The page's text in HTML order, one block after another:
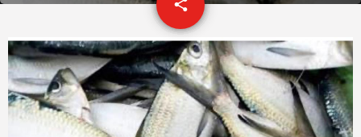
share
email